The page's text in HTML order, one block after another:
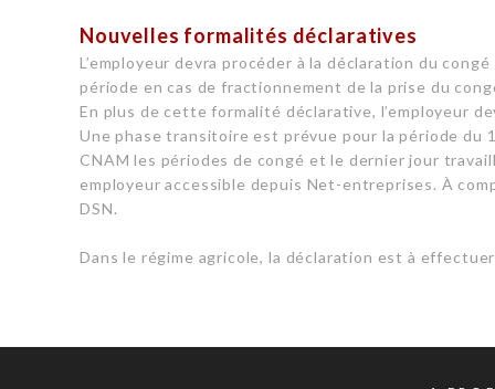
Nouvelles formalités déclaratives
L’employeur devra procéder à la déclaration du
période en cas de fractionnement de la prise du
En plus de cette formalité déclarative, l’employeur
Une phase transitoire est prévue pour la période du
CNAM les périodes de congé et le dernier jour
employeur accessible depuis Net-entreprises. À
DSN.
Dans le régime agricole, la déclaration est à